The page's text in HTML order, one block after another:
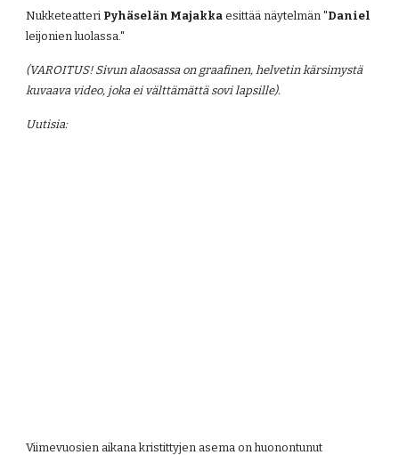
Nukketeatteri Pyhäselän Majakka esittää näytelmän "
leijonien luolassa."
(VAROITUS! Sivun alaosassa on graafinen, helvetin kärsimystä
kuvaava video, joka ei välttämättä sovi lapsille).
Uutisia:
Viimevuosien aikana kristittyjen asema on huonontunut